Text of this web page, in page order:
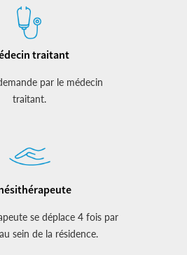
traitant
par le médecin
traitant.
se déplace 4 fois par
sein de la résidence.